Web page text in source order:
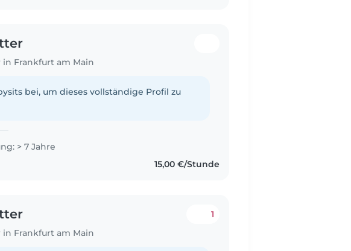
Frankfurt am Main
bei, um dieses vollständige Profil zu
> 7 Jahre
15,00 €/Stunde
Frankfurt am Main
1